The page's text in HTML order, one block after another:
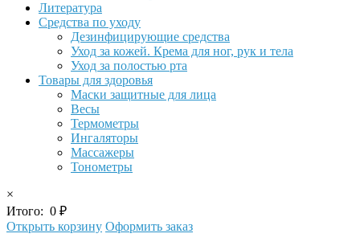
Литература
Средства по уходу
Дезинфицирующие средства
Уход за кожей. Крема для ног, рук и тела
Уход за полостью рта
Товары для здоровья
Маски защитные для лица
Весы
Термометры
Ингаляторы
Массажеры
Тонометры
×
Итого: 0 ₽
Открыть корзину Оформить заказ